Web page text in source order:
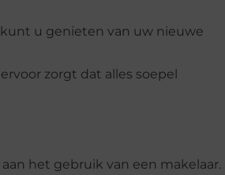
u genieten van uw nieuwe
zorgt dat alles soepel
het gebruik van een makelaar.